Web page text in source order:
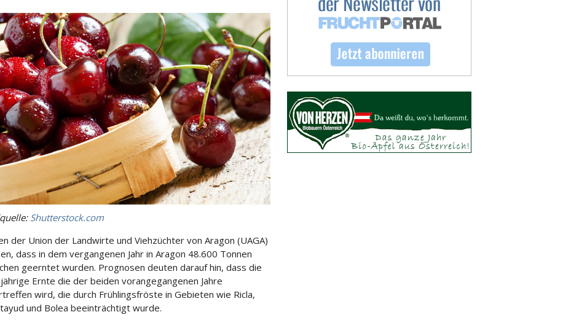
Shutterstock.com
der Union der Landwirte und Viehzüchter von Aragon (UAGA)
dass in dem vergangenen Jahr in Aragon 48.600 Tonnen
geerntet wurden. Prognosen deuten darauf hin, dass die
Ernte die der beiden vorangegangenen Jahre
wird, die durch Frühlingsfröste in Gebieten wie Ricla,
und Bolea beeinträchtigt wurde.